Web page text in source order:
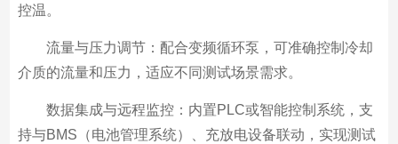
控温。
流量与压力调节：配合变频循环泵，可准确控制冷却
介质的流量和压力，适应不同测试场景需求。
数据集成与远程监控：内置PLC或智能控制系统，支
持与BMS（电池管理系统）、充放电设备联动，实现测试